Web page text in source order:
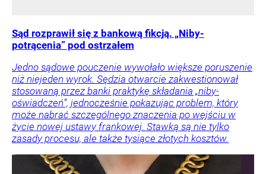
Sąd rozprawił się z bankową fikcją. „Niby-
potrącenia” pod ostrzałem
Jedno sądowe pouczenie wywołało większe poruszenie
niż niejeden wyrok. Sędzia otwarcie zakwestionował
stosowaną przez banki praktykę składania „niby-
oświadczeń”, jednocześnie pokazując problem, który
może nabrać szczególnego znaczenia po wejściu w
życie nowej ustawy frankowej. Stawką są nie tylko
zasady procesu, ale także tysiące złotych kosztów.